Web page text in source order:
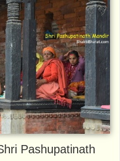
Pashupatinath